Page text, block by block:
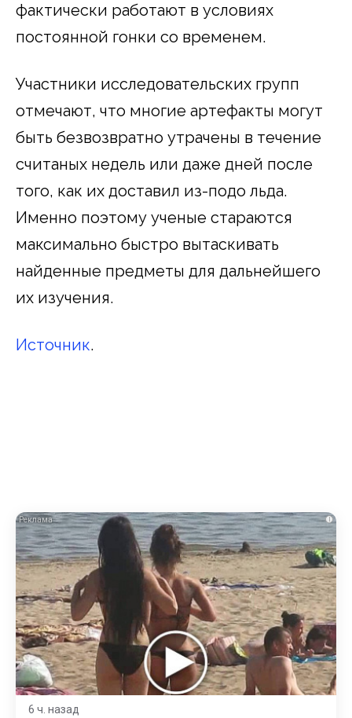
фактически работают в условиях
постоянной гонки со временем.
Участники исследовательских групп
отмечают, что многие артефакты могут
быть безвозвратно утрачены в течение
считаных недель или даже дней после
того, как их доставил из-подо льда.
Именно поэтому ученые стараются
максимально быстро вытаскивать
найденные предметы для дальнейшего
их изучения.
Источник.
i
6 ч. назад